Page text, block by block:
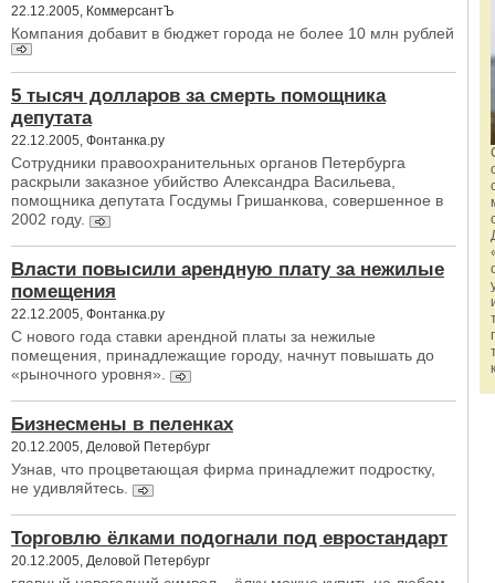
22.12.2005, КоммерсантЪ
Компания добавит в бюджет города не более 10 млн рублей
5 тысяч долларов за смерть помощника
депутата
22.12.2005, Фонтанка.ру
Сотрудники правоохранительных органов Петербурга
раскрыли заказное убийство Александра Васильева,
помощника депутата Госдумы Гришанкова, совершенное в
2002 году.
Власти повысили арендную плату за нежилые
помещения
22.12.2005, Фонтанка.ру
С нового года ставки арендной платы за нежилые
помещения, принадлежащие городу, начнут повышать до
«рыночного уровня».
Бизнесмены в пеленках
20.12.2005, Деловой Петербург
Узнав, что процветающая фирма принадлежит подростку,
не удивляйтесь.
Торговлю ёлками подогнали под евростандарт
20.12.2005, Деловой Петербург